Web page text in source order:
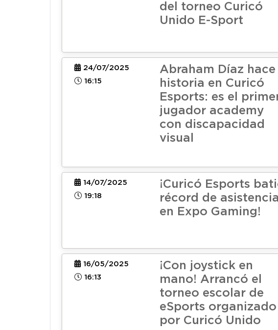
del torneo Curicó
Unido E-Sport
24/07/2025
16:15
Abraham Díaz hace
historia en Curicó
Esports: es el
jugador academy
con discapacidad
visual
14/07/2025
19:18
¡Curicó Esports
récord de asistencia
en Expo Gaming!
16/05/2025
16:13
¡Con joystick en
mano! Arrancó el
torneo escolar de
eSports organizado
por Curicó Unido